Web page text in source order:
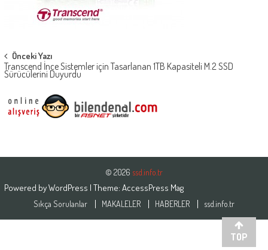
Post
navigation
Önceki Yazı
Transcend İnce Sistemler için Tasarlanan 1TB Kapasiteli M.2 SSD
Sürücülerini Duyurdu
© 2026 ssd.info.tr
Powered byWordPress | Theme: AccessPress Mag
Sıkça Sorulanlar MAKALELER HABERLER ssd.info.tr
TOP